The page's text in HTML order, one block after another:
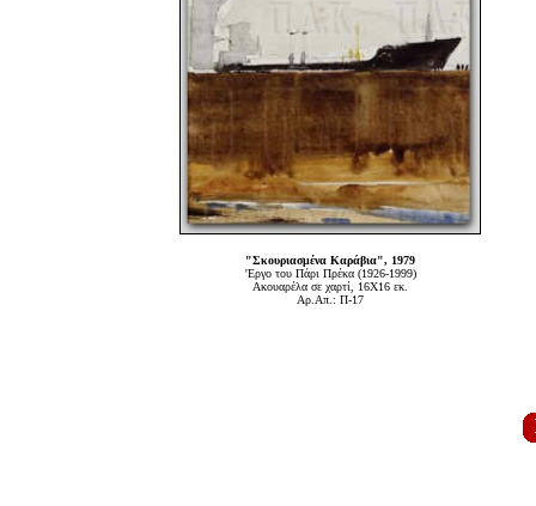
"Σκουριασμένα Καράβια", 1979
'Εργο του Πάρι Πρέκα (1926-1999)
Ακουαρέλα σε χαρτί, 16Χ16 εκ.
Αρ.Απ.: Π-17